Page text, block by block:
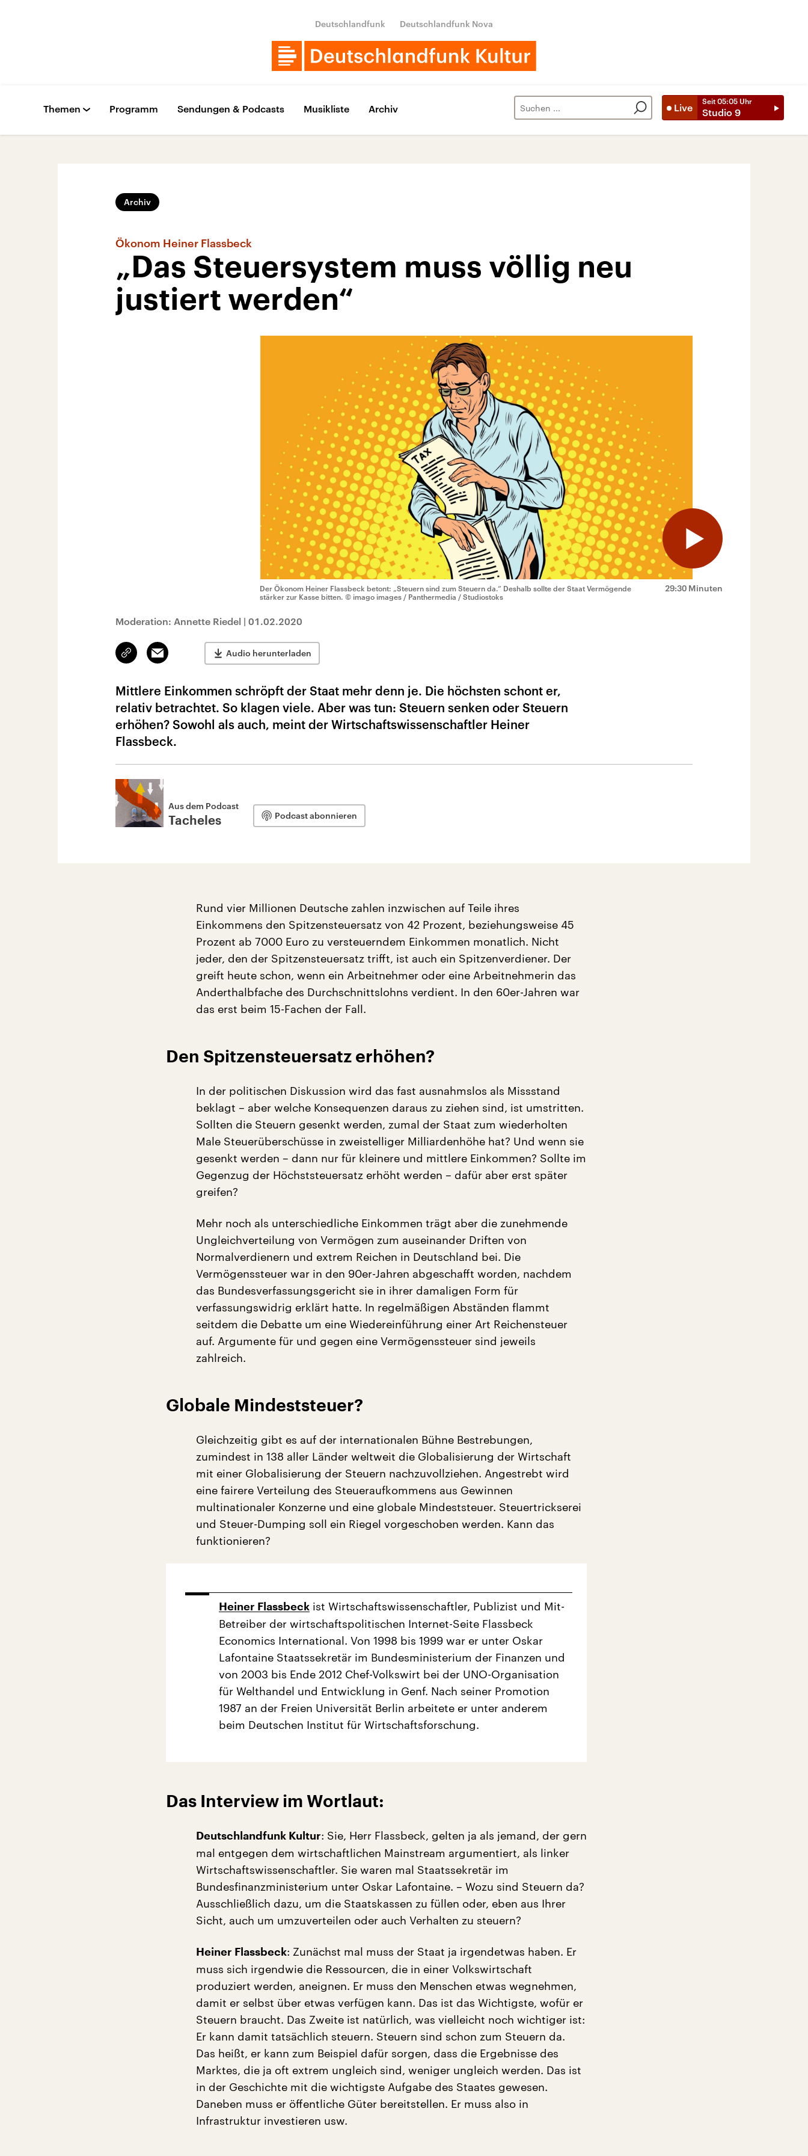
Deutschlandfunk Deutschlandfunk Nova
Live
Seit 05:05 Uhr
Studio 9
Themen Programm Sendungen & Podcasts Musikliste Archiv
Archiv
Ökonom Heiner Flassbeck
„Das Steuersystem muss völlig neu
justiert werden“
29:30 Minuten
Der Ökonom Heiner Flassbeck betont: „Steuern sind zum Steuern da.“ Deshalb sollte der Staat Vermögende
stärker zur Kasse bitten. © imago images / Panthermedia / Studiostoks
Moderation: Annette Riedel | 01.02.2020
Link
kopieren/teilen
Email Audio herunterladen
Mittlere Einkommen schröpft der Staat mehr denn je. Die höchsten schont er,
relativ betrachtet. So klagen viele. Aber was tun: Steuern senken oder Steuern
erhöhen? Sowohl als auch, meint der Wirtschaftswissenschaftler Heiner
Flassbeck.
Aus dem Podcast
Tacheles Podcast abonnieren
Rund vier Millionen Deutsche zahlen inzwischen auf Teile ihres
Einkommens den Spitzensteuersatz von 42 Prozent, beziehungsweise 45
Prozent ab 7000 Euro zu versteuerndem Einkommen monatlich. Nicht
jeder, den der Spitzensteuersatz trifft, ist auch ein Spitzenverdiener. Der
greift heute schon, wenn ein Arbeitnehmer oder eine Arbeitnehmerin das
Anderthalbfache des Durchschnittslohns verdient. In den 60er-Jahren war
das erst beim 15-Fachen der Fall.
Den Spitzensteuersatz erhöhen?
In der politischen Diskussion wird das fast ausnahmslos als Missstand
beklagt – aber welche Konsequenzen daraus zu ziehen sind, ist umstritten.
Sollten die Steuern gesenkt werden, zumal der Staat zum wiederholten
Male Steuerüberschüsse in zweistelliger Milliardenhöhe hat? Und wenn sie
gesenkt werden – dann nur für kleinere und mittlere Einkommen? Sollte im
Gegenzug der Höchststeuersatz erhöht werden – dafür aber erst später
greifen?
Mehr noch als unterschiedliche Einkommen trägt aber die zunehmende
Ungleichverteilung von Vermögen zum auseinander Driften von
Normalverdienern und extrem Reichen in Deutschland bei. Die
Vermögenssteuer war in den 90er-Jahren abgeschafft worden, nachdem
das Bundesverfassungsgericht sie in ihrer damaligen Form für
verfassungswidrig erklärt hatte. In regelmäßigen Abständen flammt
seitdem die Debatte um eine Wiedereinführung einer Art Reichensteuer
auf. Argumente für und gegen eine Vermögenssteuer sind jeweils
zahlreich.
Globale Mindeststeuer?
Gleichzeitig gibt es auf der internationalen Bühne Bestrebungen,
zumindest in 138 aller Länder weltweit die Globalisierung der Wirtschaft
mit einer Globalisierung der Steuern nachzuvollziehen. Angestrebt wird
eine fairere Verteilung des Steueraufkommens aus Gewinnen
multinationaler Konzerne und eine globale Mindeststeuer. Steuertrickserei
und Steuer-Dumping soll ein Riegel vorgeschoben werden. Kann das
funktionieren?
Heiner Flassbeck ist Wirtschaftswissenschaftler, Publizist und Mit-
Betreiber der wirtschaftspolitischen Internet-Seite Flassbeck
Economics International. Von 1998 bis 1999 war er unter Oskar
Lafontaine Staatssekretär im Bundesministerium der Finanzen und
von 2003 bis Ende 2012 Chef-Volkswirt bei der UNO-Organisation
für Welthandel und Entwicklung in Genf. Nach seiner Promotion
1987 an der Freien Universität Berlin arbeitete er unter anderem
beim Deutschen Institut für Wirtschaftsforschung.
Das Interview im Wortlaut:
Deutschlandfunk Kultur: Sie, Herr Flassbeck, gelten ja als jemand, der gern
mal entgegen dem wirtschaftlichen Mainstream argumentiert, als linker
Wirtschaftswissenschaftler. Sie waren mal Staatssekretär im
Bundesfinanzministerium unter Oskar Lafontaine. – Wozu sind Steuern da?
Ausschließlich dazu, um die Staatskassen zu füllen oder, eben aus Ihrer
Sicht, auch um umzuverteilen oder auch Verhalten zu steuern?
Heiner Flassbeck: Zunächst mal muss der Staat ja irgendetwas haben. Er
muss sich irgendwie die Ressourcen, die in einer Volkswirtschaft
produziert werden, aneignen. Er muss den Menschen etwas wegnehmen,
damit er selbst über etwas verfügen kann. Das ist das Wichtigste, wofür er
Steuern braucht. Das Zweite ist natürlich, was vielleicht noch wichtiger ist:
Er kann damit tatsächlich steuern. Steuern sind schon zum Steuern da.
Das heißt, er kann zum Beispiel dafür sorgen, dass die Ergebnisse des
Marktes, die ja oft extrem ungleich sind, weniger ungleich werden. Das ist
in der Geschichte mit die wichtigste Aufgabe des Staates gewesen.
Daneben muss er öffentliche Güter bereitstellen. Er muss also in
Infrastruktur investieren usw.